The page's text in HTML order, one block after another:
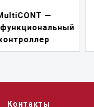
NIVELCONT PM —
преобразователь
Контакты